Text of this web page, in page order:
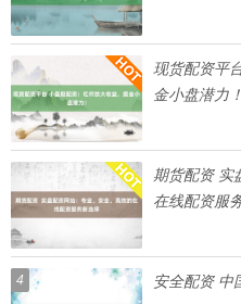
现货配资平
金小盘潜力！
期货配资 实盘配资网站：专业、安全、高效的
在线配资服
4 安全配资 中